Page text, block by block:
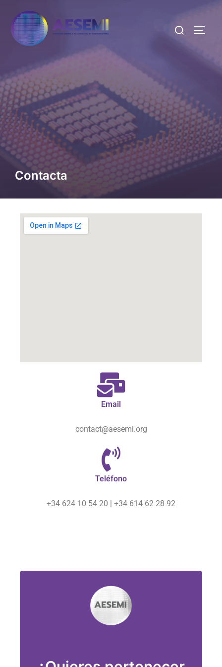
Contacta
Email
contact@aesemi.org
Teléfono
+34 624 10 54 20 | +34 614 62 28 92
¡Únete!